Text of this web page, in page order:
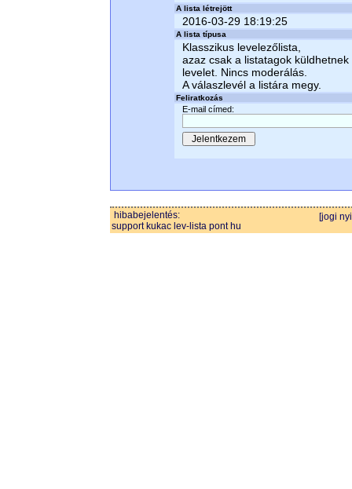
A lista létrejött
2016-03-29 18:19:25
A lista típusa
Klasszikus levelezőlista,
azaz csak a listatagok küldhetnek
levelet. Nincs moderálás.
A válaszlevél a listára megy.
Feliratkozás
E-mail címed:
hibabejelentés:
support kukac lev-lista pont hu
[jogi